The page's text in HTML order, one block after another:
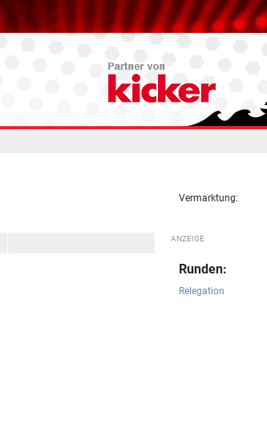
Vermarktung:
Runden:
Relegation